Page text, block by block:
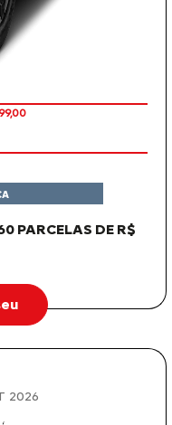
PARCELAS DE R$
2026